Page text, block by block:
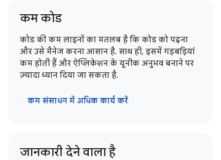
कम कोड
कोड की कम लाइनों का मतलब है कि कोड को पढ़ना
और उसे मैनेज करना आसान है. साथ ही, इसमें गड़बड़ियां
कम होती हैं और ऐप्लिकेशन के यूनीक अनुभव बनाने पर
ज़्यादा ध्यान दिया जा सकता है.
कम संसाधन में अधिक कार्य करें
जानकारी देने वाला है